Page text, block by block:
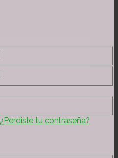
¿Perdiste tu contraseña?